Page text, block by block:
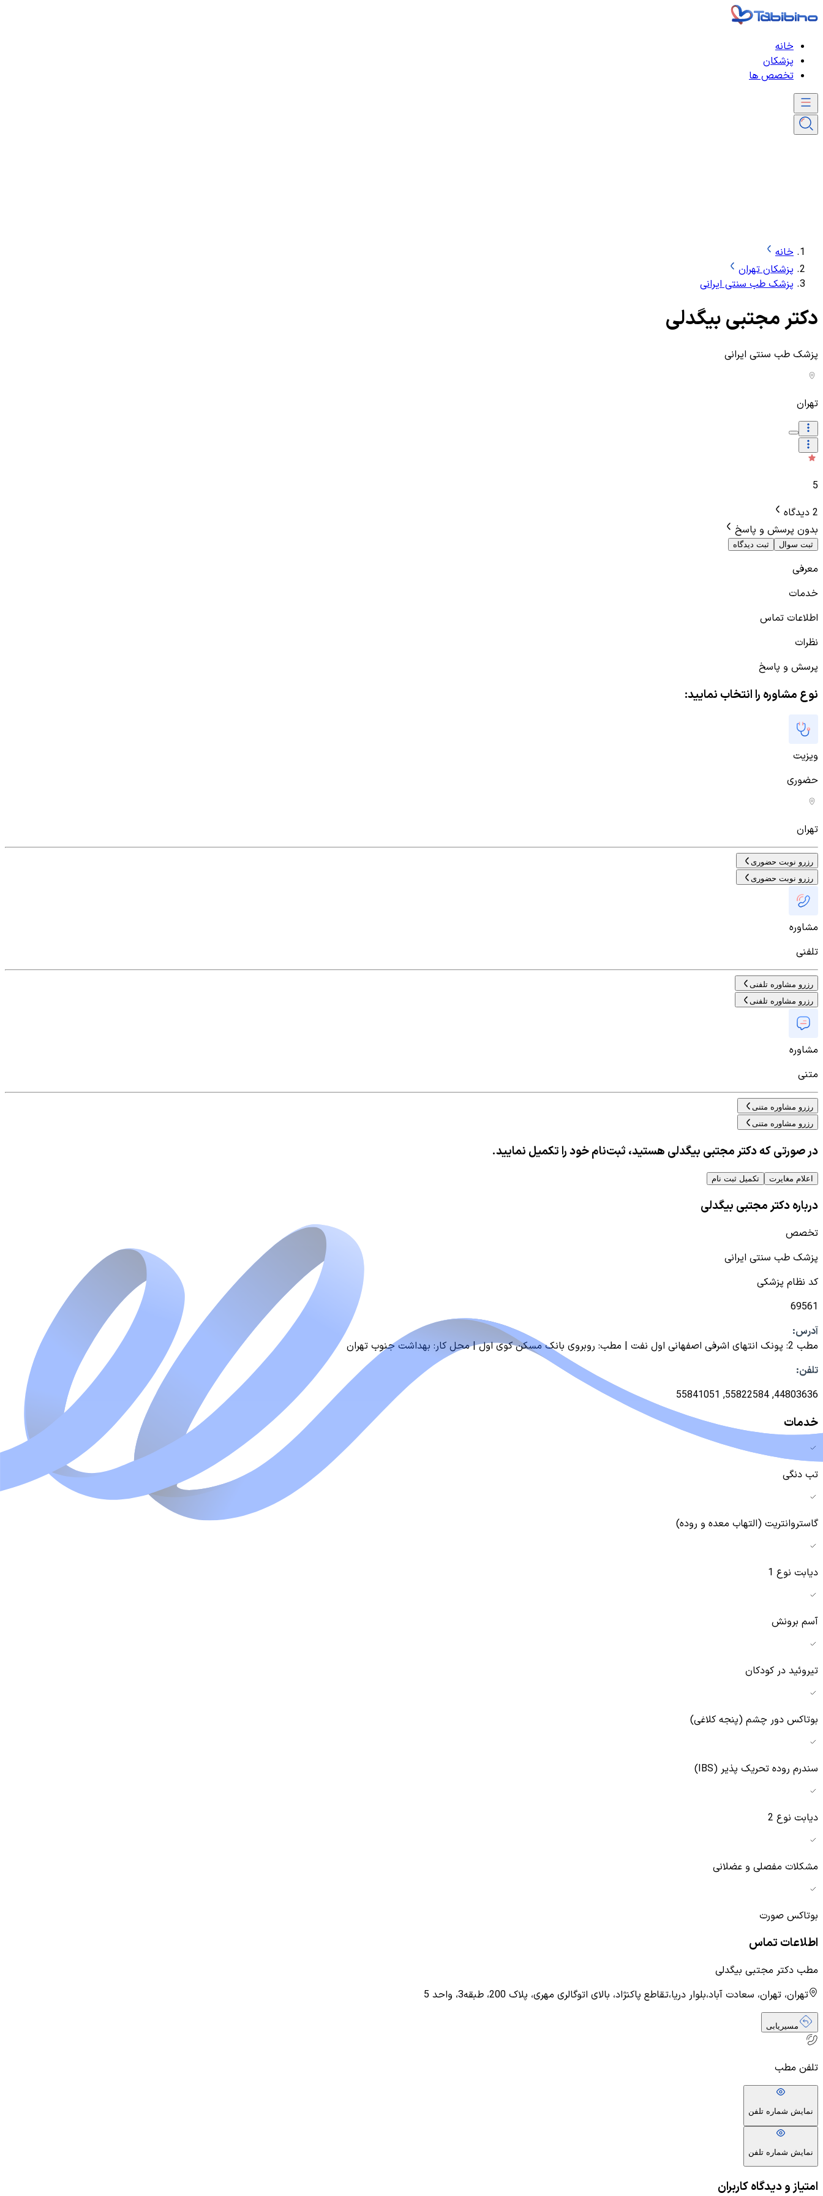
خانه
پزشکان
تخصص ها
خانه
پزشکان تهران
پزشک طب سنتی ایرانی
دکتر مجتبی بیگدلی
پزشک طب سنتی ایرانی
تهران
5
2 دیدگاه
بدون پرسش و پاسخ
ثبت سوال ثبت دیدگاه
معرفی
خدمات
اطلاعات تماس
نظرات
پرسش و پاسخ
نوع مشاوره را انتخاب نمایید:
ویزیت
حضوری
تهران
رزرو نوبت حضوری
رزرو نوبت حضوری
مشاوره
تلفنی
رزرو مشاوره تلفنی
رزرو مشاوره تلفنی
مشاوره
متنی
رزرو مشاوره متنی
رزرو مشاوره متنی
در صورتی که دکتر مجتبی بیگدلی هستید، ثبت‌نام خود را تکمیل نمایید.
اعلام مغایرت تکمیل ثبت نام
درباره دکتر مجتبی بیگدلی
تخصص
پزشک طب سنتی ایرانی
کد نظام پزشکی
69561
آدرس:
مطب 2: پونک انتهای اشرفی اصفهانی اول نفت | مطب: روبروی بانک مسکن کوی اول | محل کار: بهداشت جنوب تهران
تلفن:
44803636, 55822584, 55841051
خدمات
تب دنگی
گاستروانتریت (التهاب معده و روده)
دیابت نوع 1
آسم برونش
تیروئید در کودکان
بوتاکس دور چشم (پنجه کلاغی)
سندرم روده تحریک پذیر (IBS)
دیابت نوع 2
مشکلات مفصلی و عضلانی
بوتاکس صورت
اطلاعات تماس
مطب دکتر مجتبی بیگدلی
تهران، تهران، سعادت آباد،بلوار دریا،تقاطع پاکنژاد، بالای اتوگالری مهری، پلاک 200، طبقه3، واحد 5
مسیریابی
تلفن مطب
نمایش شماره تلفن
نمایش شماره تلفن
امتیاز و دیدگاه کاربران